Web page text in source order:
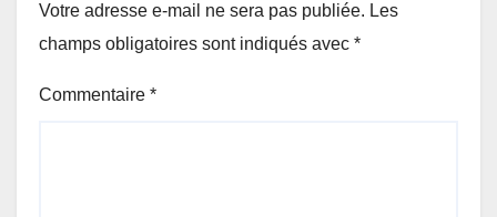
Votre adresse e-mail ne sera pas publiée. Les
champs obligatoires sont indiqués avec *
Commentaire *